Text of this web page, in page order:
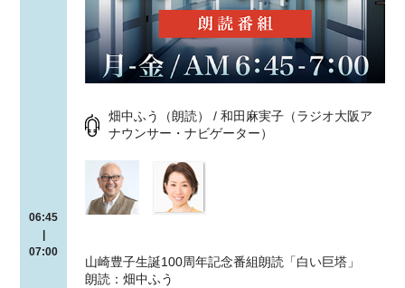
06:45
07:00
畑中ふう（朗読） / 和田麻実子（ラジオ大阪ア
ナウンサー・ナビゲーター）
山崎豊子生誕100周年記念番組朗読「白い巨塔」
朗読：畑中ふう